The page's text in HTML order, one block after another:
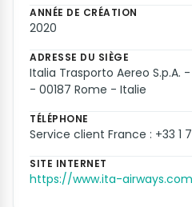
ANNÉE DE CRÉATION
2020
ADRESSE DU SIÈGE
Italia Trasporto Aereo S.p.A.
- 00187 Rome - Italie
TÉLÉPHONE
Service client France : +33 1
SITE INTERNET
https://www.ita-airways.com